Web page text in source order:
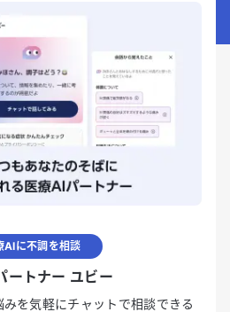
AIに不調を相談
ートナー ユビー
を気軽にチャットで相談できる